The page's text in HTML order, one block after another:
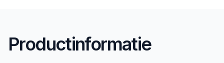
Productinformatie